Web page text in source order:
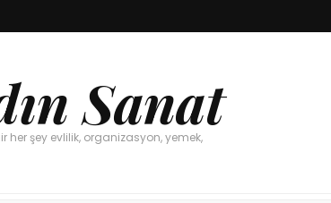
Sanat
her şey evlilik, organizasyon, yemek,